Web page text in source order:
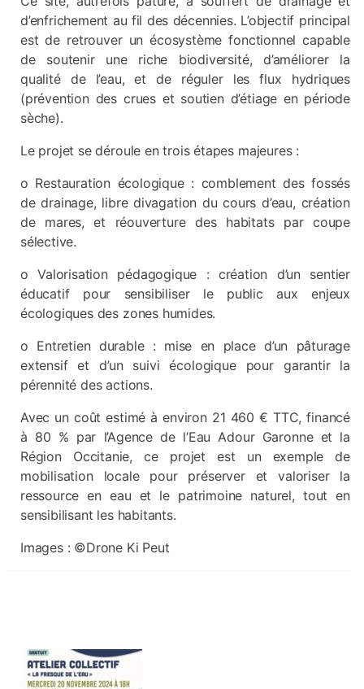
d’enfrichement au fil des décennies. L’objectif principal
est de retrouver un écosystème fonctionnel capable
de soutenir une riche biodiversité, d’améliorer la
qualité de l’eau, et de réguler les flux hydriques
(prévention des crues et soutien d’étiage en période
sèche).
Le projet se déroule en trois étapes majeures :
o Restauration écologique : comblement des fossés
de drainage, libre divagation du cours d’eau, création
de mares, et réouverture des habitats par coupe
sélective.
o Valorisation pédagogique : création d’un sentier
éducatif pour sensibiliser le public aux enjeux
écologiques des zones humides.
o Entretien durable : mise en place d’un pâturage
extensif et d’un suivi écologique pour garantir la
pérennité des actions.
Avec un coût estimé à environ 21 460 € TTC, financé
à 80 % par l’Agence de l’Eau Adour Garonne et la
Région Occitanie, ce projet est un exemple de
mobilisation locale pour préserver et valoriser la
ressource en eau et le patrimoine naturel, tout en
sensibilisant les habitants.
Images : ©Drone Ki Peut